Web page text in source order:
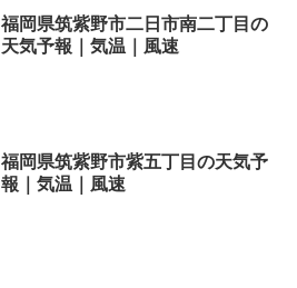
福岡県筑紫野市二日市南二丁目の
天気予報｜気温｜風速
福岡県筑紫野市紫五丁目の天気予
報｜気温｜風速